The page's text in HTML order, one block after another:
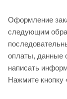
Оформление
следующим
оплаты, данные
написать
Нажмите кнопку